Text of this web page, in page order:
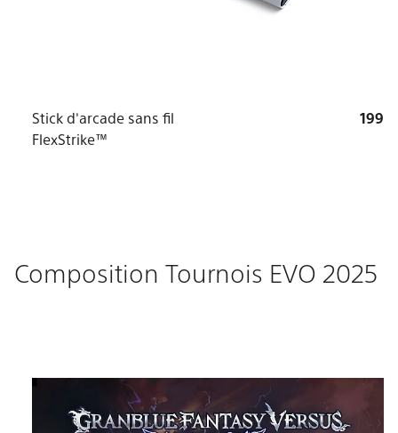
Stick d'arcade sans fil
FlexStrike™
199
Composition Tournois EVO 2025